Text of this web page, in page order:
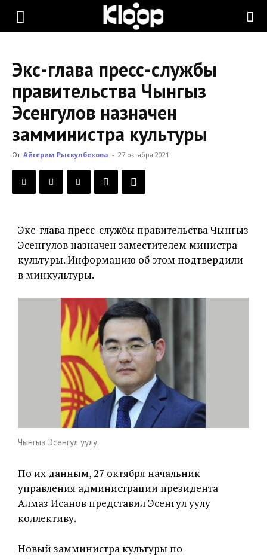
KLOOP.KG
Новости
Кыргызстана
Экс-глава пресс-службы
правительства Чынгыз
Эсенгулов назначен
замминистра культуры
От Айгерим Рыскулбекова - 27 октября 2021
Экс-глава пресс-службы правительства Чынгыз
Эсенгулов назначен заместителем министра
культуры. Информацию об этом подтвердили
в минкультуры.
Чынгыз Эсенгул уулу.
По их данным, 27 октября начальник
управления администрации президента
Алмаз Исанов представил Эсенгул уулу
коллективу.
Новый замминистра культуры по